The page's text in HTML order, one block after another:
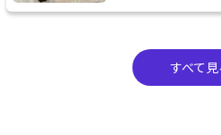
すべて見